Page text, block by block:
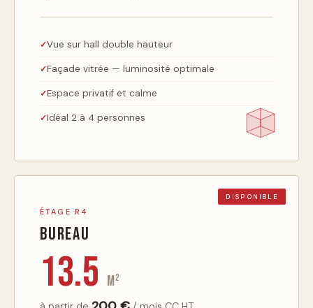
Vue sur hall double hauteur
Façade vitrée — luminosité optimale
Espace privatif et calme
Idéal 2 à 4 personnes
DISPONIBLE
ÉTAGE R4
Bureau
13.5 m²